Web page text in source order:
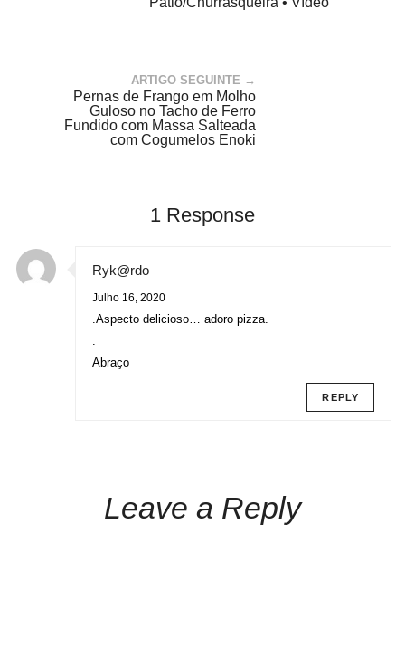
ARTIGO SEGUINTE →
Pernas de Frango em Molho
Guloso no Tacho de Ferro
Fundido com Massa Salteada
com Cogumelos Enoki
1 Response
Ryk@rdo
Julho 16, 2020
.Aspecto delicioso… adoro pizza.
.
Abraço
REPLY
Leave a Reply